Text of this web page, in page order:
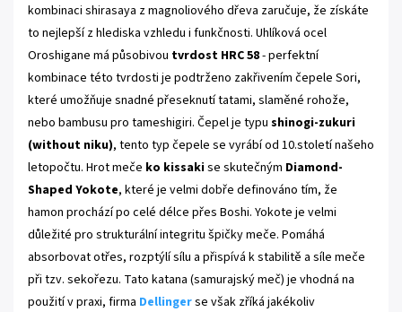
kombinaci shirasaya z magnoliového dřeva zaručuje, že získáte
to nejlepší z hlediska vzhledu i funkčnosti. Uhlíková ocel
Oroshigane má působivou tvrdost HRC 58- perfektní
kombinace této tvrdosti je podtrženo zakřivením čepele Sori,
které umožňuje snadné přeseknutí tatami, slaměné rohože,
nebo bambusu pro tameshigiri. Čepel je typu shinogi-zukuri
(without niku), tento typ čepele se vyrábí od 10.století našeho
letopočtu. Hrot meče ko kissakise skutečným Diamond-
Shaped Yokote, které je velmi dobře definováno tím, že
hamon prochází po celé délce přes Boshi. Yokote je velmi
důležité pro strukturální integritu špičky meče. Pomáhá
absorbovat otřes, rozptýlí sílu a přispívá k stabilitě a síle meče
při tzv. sekořezu. Tato katana (samurajský meč) je vhodná na
použití v praxi, firma Dellingerse však zříká jakékoliv